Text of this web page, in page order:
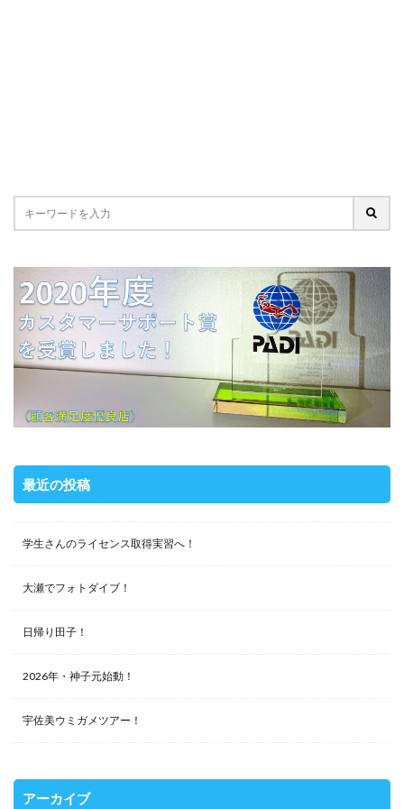
最近の投稿
学生さんのライセンス取得実習へ！
大瀬でフォトダイブ！
日帰り田子！
2026年・神子元始動！
宇佐美ウミガメツアー！
アーカイブ